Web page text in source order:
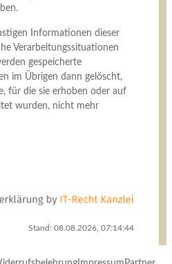
Informationen dieser
Verarbeitungssituationen
gespeicherte
im Übrigen dann gelöscht,
für die sie erhoben oder auf
wurden, nicht mehr
Stand: 08.08.2026, 07:14:44